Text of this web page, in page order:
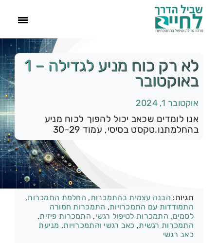
ראשי
הסיפור שלנו
התמכרויות
צור קשר
לא רק כוח מניע לגדילה – 1
באוקטובר
אוקטובר 1, 2024
אנו לומדים שכאב יכול להפוך לכוח מניע
בהחלמתנו.טקסט בסיסי, עמוד 30-29
תגיות: הבנה עצמית בהתמכרות, החלמת התמכרות,
התמודדות עם התמכרויות, התמכרות חמורה
לסמים, התמכרות לטיפול רגשי, התמכרות פיזית,
התמכרות רגשית, כאב רגשי והתמכרויות, מניעת
כאב רגשי